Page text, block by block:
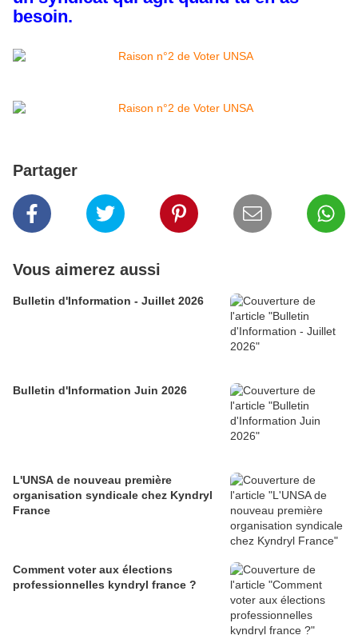
besoin.
Partager
Vous aimerez aussi
Bulletin d'Information - Juillet 2026
Bulletin d'Information Juin 2026
L'UNSA de nouveau première
organisation syndicale chez Kyndryl
France
Comment voter aux élections
professionnelles kyndryl france ?